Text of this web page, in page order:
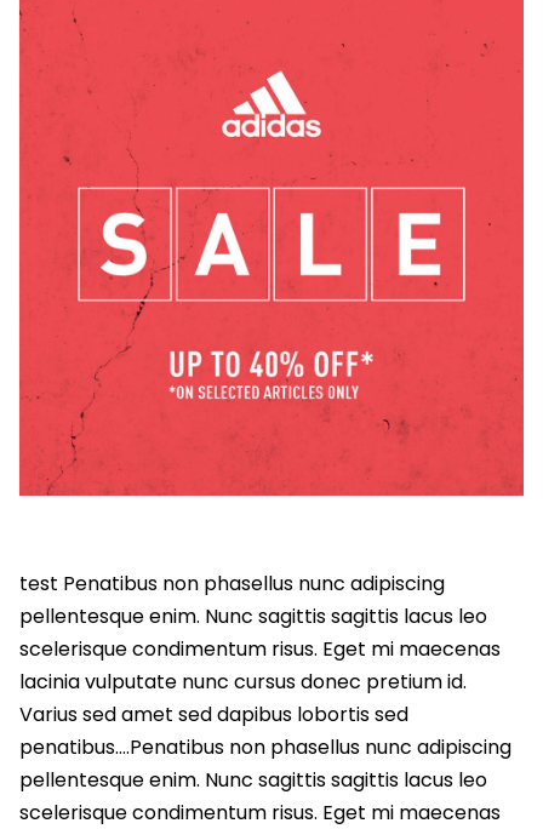
test Penatibus non phasellus nunc adipiscing
pellentesque enim. Nunc sagittis sagittis lacus leo
scelerisque condimentum risus. Eget mi maecenas
lacinia vulputate nunc cursus donec pretium id.
Varius sed amet sed dapibus lobortis sed
penatibus….Penatibus non phasellus nunc adipiscing
pellentesque enim. Nunc sagittis sagittis lacus leo
scelerisque condimentum risus. Eget mi maecenas